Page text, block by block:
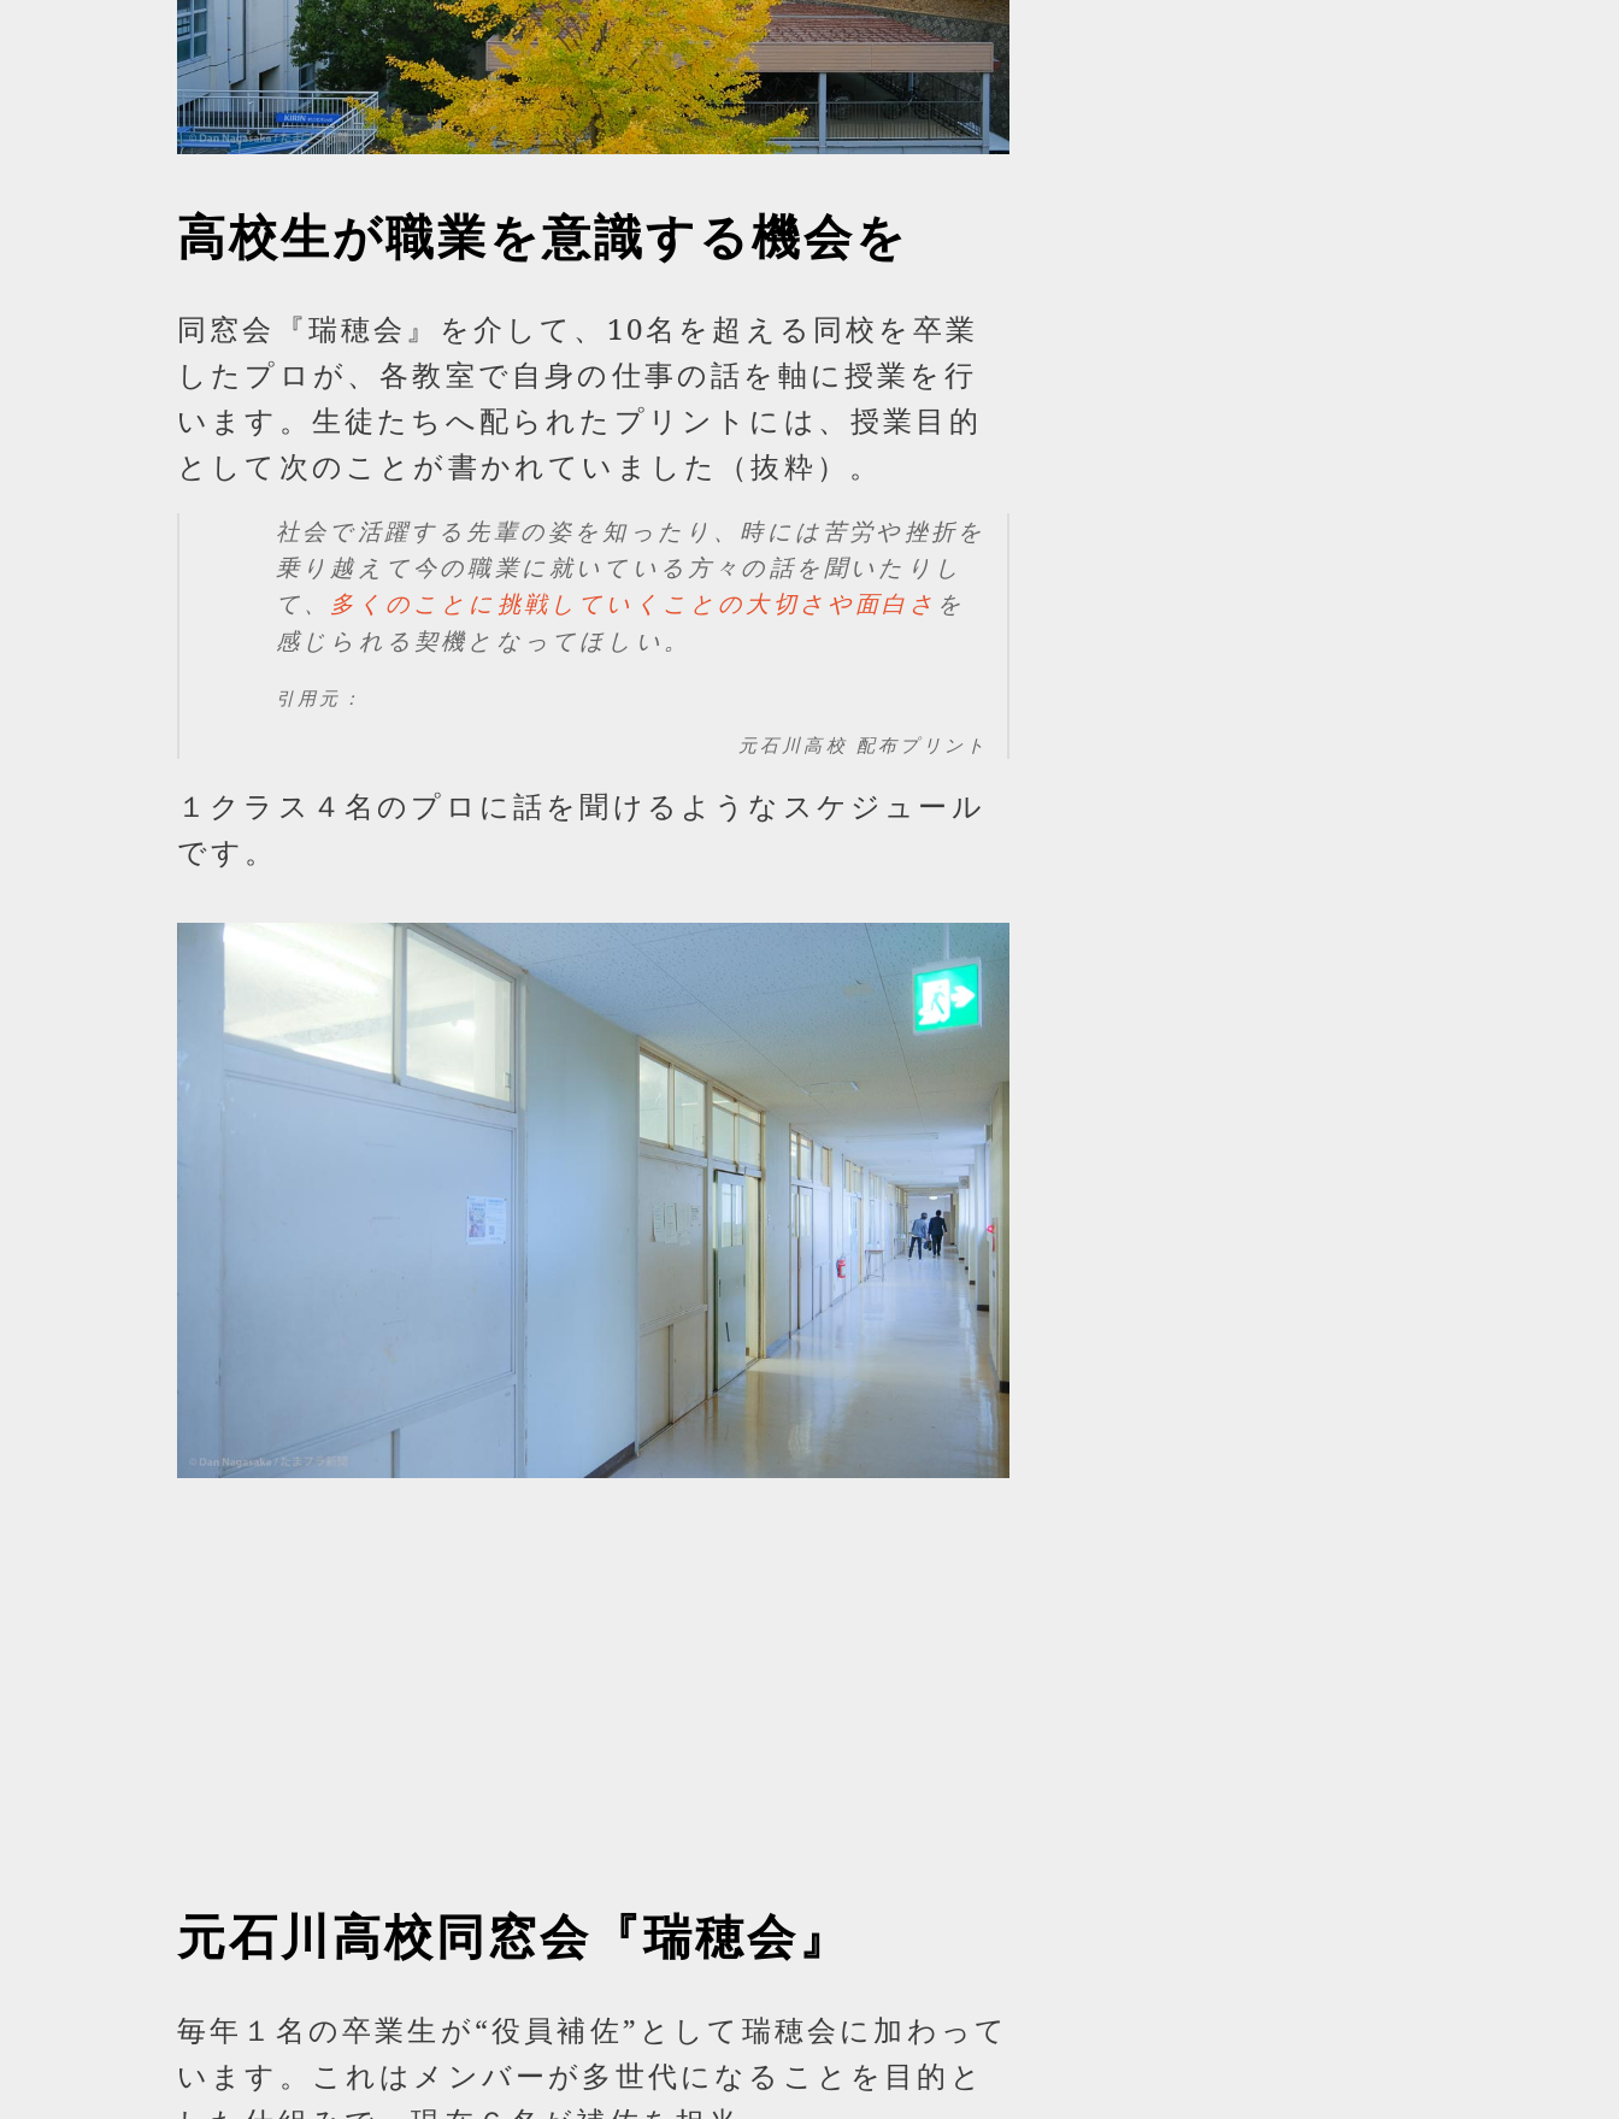
高校生が職業を意識する機会を
同窓会『瑞穂会』を介して、10名を超える同校を卒業
したプロが、各教室で自身の仕事の話を軸に授業を行
います。生徒たちへ配られたプリントには、授業目的
として次のことが書かれていました（抜粋）。
社会で活躍する先輩の姿を知ったり、時には苦労や挫折を
乗り越えて今の職業に就いている方々の話を聞いたりし
て、
多くのことに挑戦していくことの大切さや面白さ を
感じられる契機となってほしい。
引用元：
元石川高校 配布プリント
１クラス４名のプロに話を聞けるようなスケジュール
です。
元石川高校同窓会『瑞穂会』
毎年１名の卒業生が“役員補佐”として瑞穂会に加わって
います。これはメンバーが多世代になることを目的と